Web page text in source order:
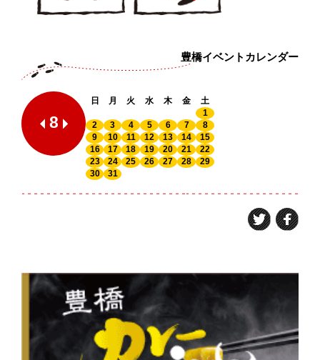
豊橋イベントカレンダー
8
日 月 火 水 木 金
土
1
2
3 4 5 6 7
8
9
10 11 12 13 14
15
16
17 18 19 20 21
22
23
24 25 26 27 28
29
30
31